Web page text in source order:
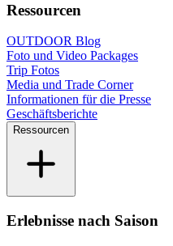
Ressourcen
OUTDOOR Blog
Foto und Video Packages
Trip Fotos
Media und Trade Corner
Informationen für die Presse
Geschäftsberichte
Ressourcen
Erlebnisse nach Saison